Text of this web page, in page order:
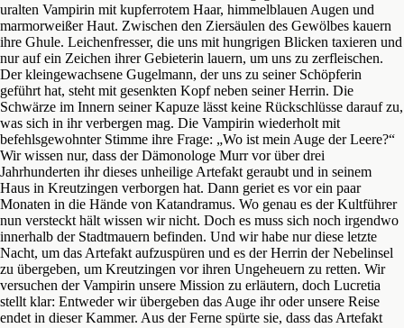
uralten Vampirin mit kupferrotem Haar, himmelblauen Augen und
marmorweißer Haut. Zwischen den Ziersäulen des Gewölbes kauern
ihre Ghule. Leichenfresser, die uns mit hungrigen Blicken taxieren und
nur auf ein Zeichen ihrer Gebieterin lauern, um uns zu zerfleischen.
Der kleingewachsene Gugelmann, der uns zu seiner Schöpferin
geführt hat, steht mit gesenkten Kopf neben seiner Herrin. Die
Schwärze im Innern seiner Kapuze lässt keine Rückschlüsse darauf zu,
was sich in ihr verbergen mag. Die Vampirin wiederholt mit
befehlsgewohnter Stimme ihre Frage: „Wo ist mein Auge der Leere?“
Wir wissen nur, dass der Dämonologe Murr vor über drei
Jahrhunderten ihr dieses unheilige Artefakt geraubt und in seinem
Haus in Kreutzingen verborgen hat. Dann geriet es vor ein paar
Monaten in die Hände von Katandramus. Wo genau es der Kultführer
nun versteckt hält wissen wir nicht. Doch es muss sich noch irgendwo
innerhalb der Stadtmauern befinden. Und wir habe nur diese letzte
Nacht, um das Artefakt aufzuspüren und es der Herrin der Nebelinsel
zu übergeben, um Kreutzingen vor ihren Ungeheuern zu retten. Wir
versuchen der Vampirin unsere Mission zu erläutern, doch Lucretia
stellt klar: Entweder wir übergeben das Auge ihr oder unsere Reise
endet in dieser Kammer. Aus der Ferne spürte sie, dass das Artefakt